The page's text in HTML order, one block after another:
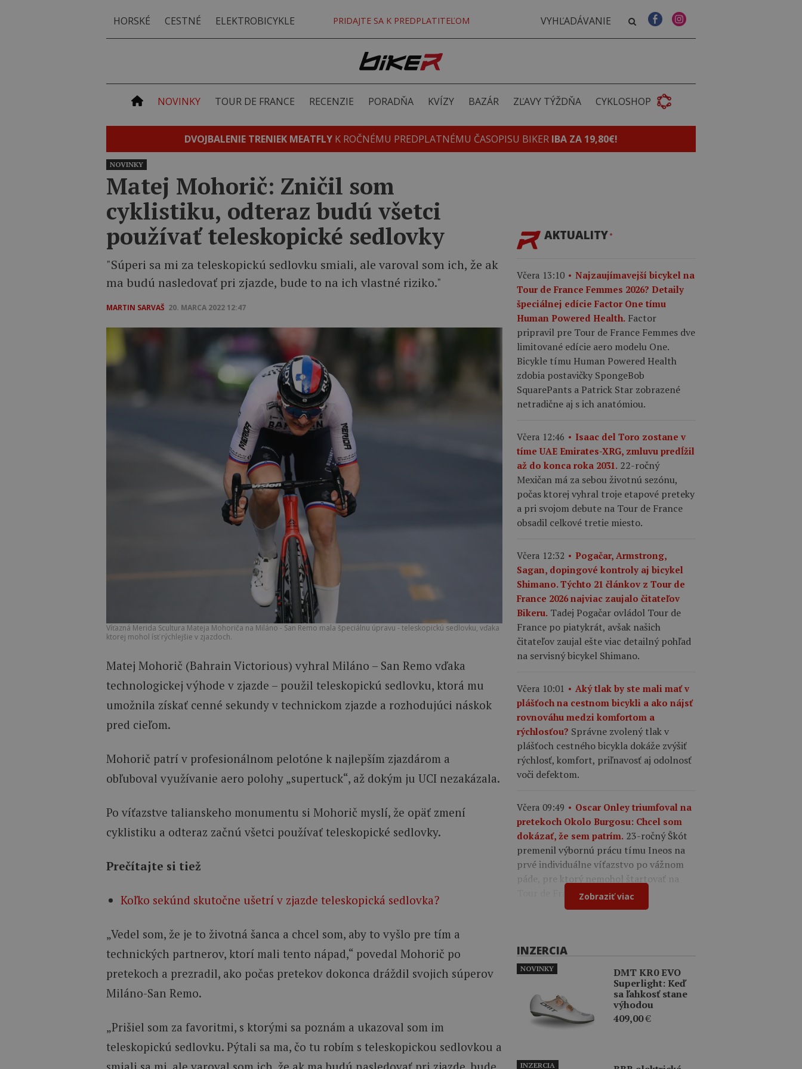
HORSKÉ CESTNÉ ELEKTROBICYKLE PRIDAJTE SA K PREDPLATITEĽOM
NOVINKY TOUR DE FRANCE RECENZIE PORADŇA KVÍZY BAZÁR ZĽAVY TÝŽDŇA CYKLOSHOP
DVOJBALENIE TRENIEK MEATFLY K ROČNÉMU PREDPLATNÉMU ČASOPISU BIKER IBA ZA 19,80€!
NOVINKY
Matej Mohorič: Zničil som
cyklistiku, odteraz budú všetci
používať teleskopické sedlovky
"Súperi sa mi za teleskopickú sedlovku smiali, ale varoval som ich, že ak
ma budú nasledovať pri zjazde, bude to na ich vlastné riziko."
MARTIN SARVAŠ 20. MARCA 2022 12:47
Víťazná Merida Scultura Mateja Mohoriča na Miláno - San Remo mala špeciálnu úpravu - teleskopickú sedlovku, vďaka
ktorej mohol ísť rýchlejšie v zjazdoch.
Matej Mohorič (Bahrain Victorious) vyhral Miláno – San Remo vďaka
technologickej výhode v zjazde – použil teleskopickú sedlovku, ktorá mu
umožnila získať cenné sekundy v technickom zjazde a rozhodujúci náskok
pred cieľom.
Mohorič patrí v profesionálnom pelotóne k najlepším zjazdárom a
obľuboval využívanie aero polohy „supertuck“, až dokým ju UCI nezakázala.
Po víťazstve talianskeho monumentu si Mohorič myslí, že opäť zmení
cyklistiku a odteraz začnú všetci používať teleskopické sedlovky.
Prečítajte si tiež
Koľko sekúnd skutočne ušetrí v zjazde teleskopická sedlovka?
„Vedel som, že je to životná šanca a chcel som, aby to vyšlo pre tím a
technických partnerov, ktorí mali tento nápad,“ povedal Mohorič po
pretekoch a prezradil, ako počas pretekov dokonca dráždil svojich súperov
Miláno-San Remo.
„Prišiel som za favoritmi, s ktorými sa poznám a ukazoval som im
teleskopickú sedlovku. Pýtali sa ma, čo tu robím s teleskopickou sedlovkou a
AKTUALITY
Včera 13:10
Najzaujímavejší bicykel na
Tour de France Femmes 2026? Detaily
špeciálnej edície Factor One tímu
Human Powered Health. Factor
pripravil pre Tour de France Femmes dve
limitované edície aero modelu One.
Bicykle tímu Human Powered Health
zdobia postavičky SpongeBob
SquarePants a Patrick Star zobrazené
netradične aj s ich anatómiou.
Včera 12:46
Isaac del Toro zostane v
tíme UAE Emirates-XRG, zmluvu predĺžil
až do konca roka 2031. 22-ročný
Mexičan má za sebou životnú sezónu,
počas ktorej vyhral troje etapové preteky
a pri svojom debute na Tour de France
obsadil celkové tretie miesto.
Včera 12:32
Pogačar, Armstrong,
Sagan, dopingové kontroly aj bicykel
Shimano. Týchto 21 článkov z Tour de
France 2026 najviac zaujalo čitateľov
Bikeru. Tadej Pogačar ovládol Tour de
France po piatykrát, avšak našich
čitateľov zaujal ešte viac detailný pohľad
na servisný bicykel Shimano.
Včera 10:01
Aký tlak by ste mali mať v
plášťoch na cestnom bicykli a ako nájsť
rovnováhu medzi komfortom a
rýchlosťou? Správne zvolený tlak v
plášťoch cestného bicykla dokáže zvýšiť
rýchlosť, komfort, priľnavosť aj odolnosť
voči defektom.
Včera 09:49
Oscar Onley triumfoval na
pretekoch Okolo Burgosu: Chcel som
dokázať, že sem patrím. 23-ročný Škót
premenil výbornú prácu tímu Ineos na
prvé individuálne víťazstvo po vážnom
páde, pre ktorý nemohol štartovať na
Tour de France.Zobraziť viac
INZERCIA
DMT KR0 EVO
Superlight: Keď
sa ľahkosť stane
výhodou
409,00€
NOVINKY
INZERCIA